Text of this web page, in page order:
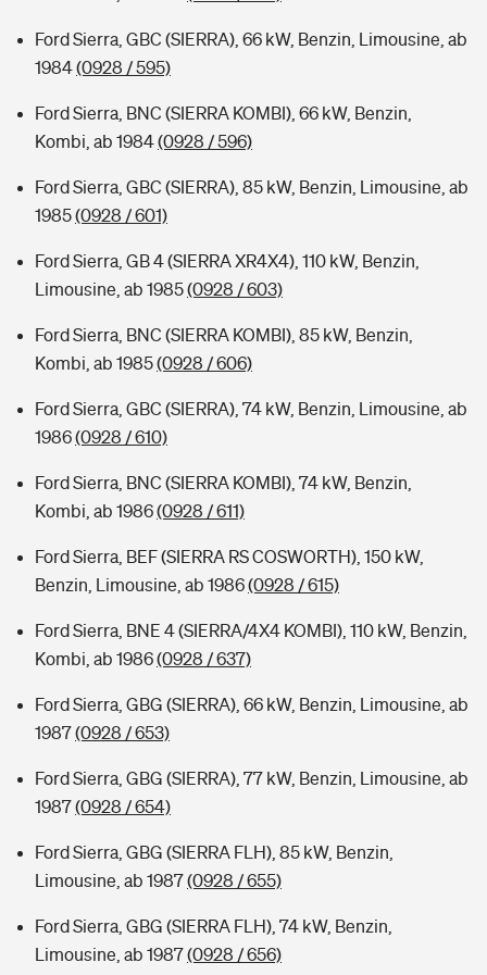
Ford Sierra, GBC (SIERRA), 66 kW, Benzin, Limousine, ab
1984(0928 / 595)
Ford Sierra, BNC (SIERRA KOMBI), 66 kW, Benzin,
Kombi, ab 1984(0928 / 596)
Ford Sierra, GBC (SIERRA), 85 kW, Benzin, Limousine, ab
1985(0928 / 601)
Ford Sierra, GB 4 (SIERRA XR4X4), 110 kW, Benzin,
Limousine, ab 1985(0928 / 603)
Ford Sierra, BNC (SIERRA KOMBI), 85 kW, Benzin,
Kombi, ab 1985(0928 / 606)
Ford Sierra, GBC (SIERRA), 74 kW, Benzin, Limousine, ab
1986(0928 / 610)
Ford Sierra, BNC (SIERRA KOMBI), 74 kW, Benzin,
Kombi, ab 1986(0928 / 611)
Ford Sierra, BEF (SIERRA RS COSWORTH), 150 kW,
Benzin, Limousine, ab 1986(0928 / 615)
Ford Sierra, BNE 4 (SIERRA/4X4 KOMBI), 110 kW, Benzin,
Kombi, ab 1986(0928 / 637)
Ford Sierra, GBG (SIERRA), 66 kW, Benzin, Limousine, ab
1987(0928 / 653)
Ford Sierra, GBG (SIERRA), 77 kW, Benzin, Limousine, ab
1987(0928 / 654)
Ford Sierra, GBG (SIERRA FLH), 85 kW, Benzin,
Limousine, ab 1987(0928 / 655)
Ford Sierra, GBG (SIERRA FLH), 74 kW, Benzin,
Limousine, ab 1987(0928 / 656)